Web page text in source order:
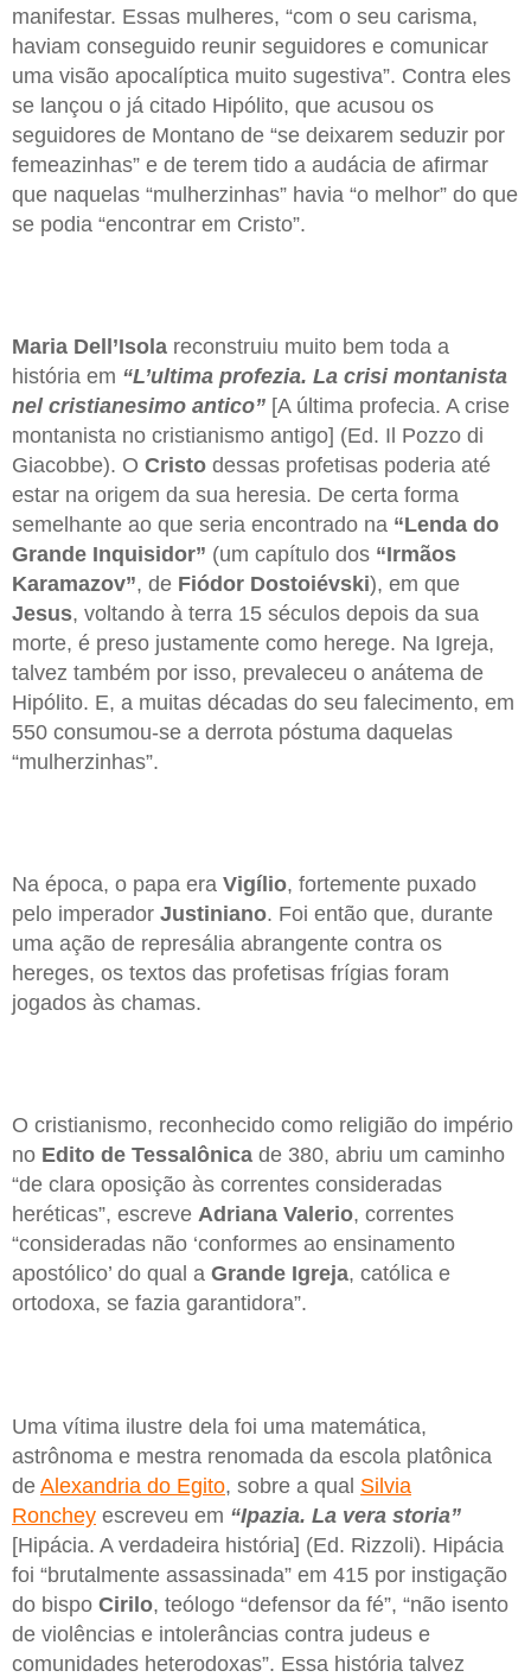
manifestar. Essas mulheres, “com o seu carisma,
haviam conseguido reunir seguidores e comunicar
uma visão apocalíptica muito sugestiva”. Contra eles
se lançou o já citado Hipólito, que acusou os
seguidores de Montano de “se deixarem seduzir por
femeazinhas” e de terem tido a audácia de afirmar
que naquelas “mulherzinhas” havia “o melhor” do que
se podia “encontrar em Cristo”.
Maria Dell’Isola reconstruiu muito bem toda a
história em “L’ultima profezia. La crisi montanista
nel cristianesimo antico” [A última profecia. A crise
montanista no cristianismo antigo] (Ed. Il Pozzo di
Giacobbe). O Cristo dessas profetisas poderia até
estar na origem da sua heresia. De certa forma
semelhante ao que seria encontrado na “Lenda do
Grande Inquisidor” (um capítulo dos “Irmãos
Karamazov”, de Fiódor Dostoiévski), em que
Jesus, voltando à terra 15 séculos depois da sua
morte, é preso justamente como herege. Na Igreja,
talvez também por isso, prevaleceu o anátema de
Hipólito. E, a muitas décadas do seu falecimento, em
550 consumou-se a derrota póstuma daquelas
“mulherzinhas”.
Na época, o papa era Vigílio, fortemente puxado
pelo imperador Justiniano. Foi então que, durante
uma ação de represália abrangente contra os
hereges, os textos das profetisas frígias foram
jogados às chamas.
O cristianismo, reconhecido como religião do império
no Edito de Tessalônica de 380, abriu um caminho
“de clara oposição às correntes consideradas
heréticas”, escreve Adriana Valerio, correntes
“consideradas não ‘conformes ao ensinamento
apostólico’ do qual a Grande Igreja, católica e
ortodoxa, se fazia garantidora”.
Uma vítima ilustre dela foi uma matemática,
astrônoma e mestra renomada da escola platônica
de Alexandria do Egito, sobre a qual Silvia
Ronchey escreveu em “Ipazia. La vera storia”
[Hipácia. A verdadeira história] (Ed. Rizzoli). Hipácia
foi “brutalmente assassinada” em 415 por instigação
do bispo Cirilo, teólogo “defensor da fé”, “não isento
de violências e intolerâncias contra judeus e
comunidades heterodoxas”. Essa história talvez